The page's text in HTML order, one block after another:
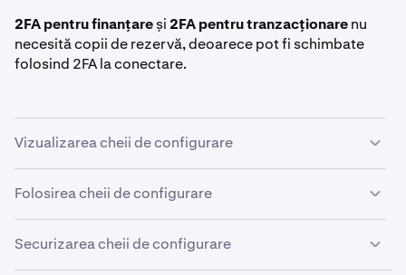
2FA pentru finanțareși 2FA pentru tranzacționarenu
necesită copii de rezervă, deoarece pot fi schimbate
folosind 2FA la conectare.
Vizualizarea cheii de configurare
În timp ce configurezi o aplicație Authenticator
cheia de configurare
generăm automat drept cod QR, dar care poate fi citită
și în text simplu dând clic peVezi cheia de configurare.
Folosirea cheii de configurare
Cheia de configurare poate fi introdusă manual în
majoritatea aplicațiilor Authenticator, pentru a-ți
Securizarea cheii de configurare